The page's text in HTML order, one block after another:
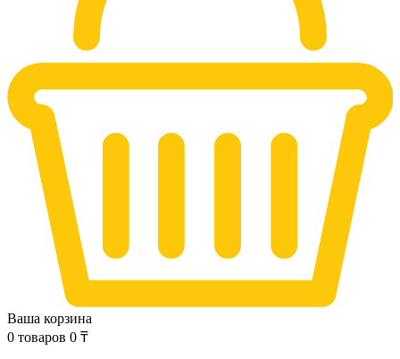
Ваша корзина
0 товаров 0 ₸